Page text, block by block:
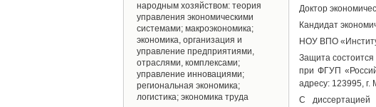
Доктор
Кандидат
НОУ ВПО
Защита
при ФГУП
адресу: 123995,
С диссертацией
народным хозяйством: теория
управления экономическими
системами; макроэкономика;
экономика, организация и
управление предприятиями,
отраслями, комплексами;
управление инновациями;
региональная экономика;
логистика; экономика труда